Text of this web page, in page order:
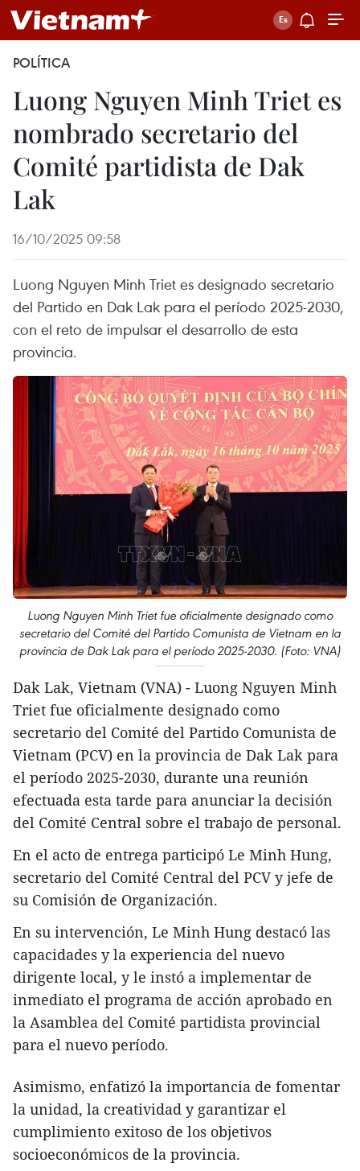
POLÍTICA
Luong Nguyen Minh Triet es
nombrado secretario del
Comité partidista de Dak
Lak
16/10/2025 09:58
Luong Nguyen Minh Triet es designado secretario
del Partido en Dak Lak para el período 2025-2030,
con el reto de impulsar el desarrollo de esta
provincia.
Luong Nguyen Minh Triet fue oficialmente designado como
secretario del Comité del Partido Comunista de Vietnam en la
provincia de Dak Lak para el período 2025-2030. (Foto: VNA)
Dak Lak, Vietnam (VNA) - Luong Nguyen Minh
Triet fue oficialmente designado como
secretario del Comité del Partido Comunista de
Vietnam (PCV) en la provincia de Dak Lak para
el período 2025-2030, durante una reunión
efectuada esta tarde para anunciar la decisión
del Comité Central sobre el trabajo de personal.
En el acto de entrega participó Le Minh Hung,
secretario del Comité Central del PCV y jefe de
su Comisión de Organización.
En su intervención, Le Minh Hung destacó las
capacidades y la experiencia del nuevo
dirigente local, y le instó a implementar de
inmediato el programa de acción aprobado en
la Asamblea del Comité partidista provincial
para el nuevo período.
Asimismo, enfatizó la importancia de fomentar
la unidad, la creatividad y garantizar el
cumplimiento exitoso de los objetivos
socioeconómicos de la provincia.